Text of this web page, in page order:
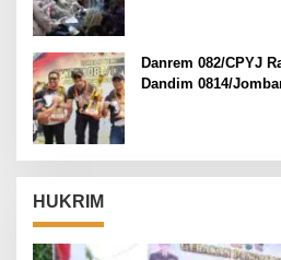
Danrem 082/CPYJ
Dandim 0814/
HUKRIM